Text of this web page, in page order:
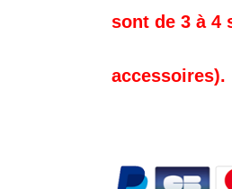
sont de 3 à 4
accessoires).